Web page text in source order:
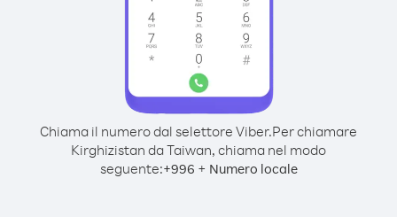
Chiama il numero dal selettore Viber.Per chiamare
Kirghizistan da Taiwan, chiama nel modo
seguente:+996 + Numero locale